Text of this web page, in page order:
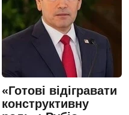
«Готові відігравати
конструктивну